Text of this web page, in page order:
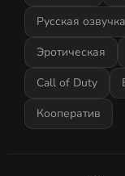
Русская озвучка
Эротическая
Call of Duty
Кооператив